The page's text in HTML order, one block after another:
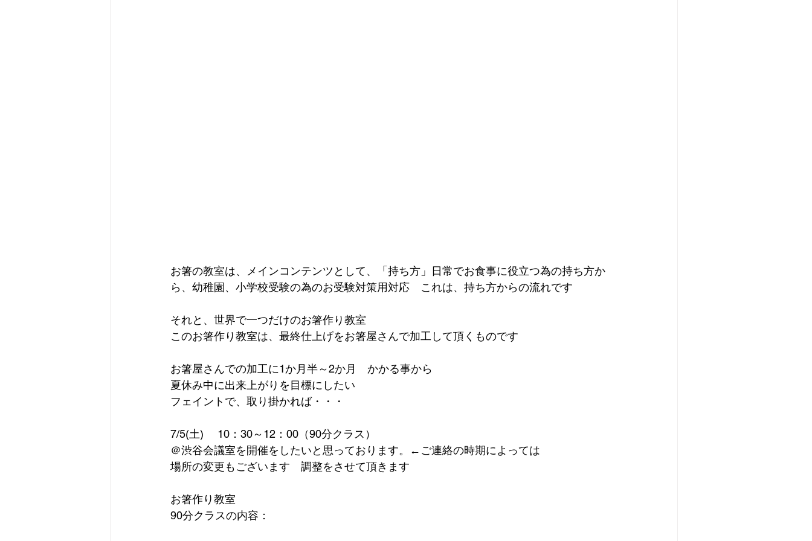
お箸の教室は、メインコンテンツとして、「持ち方」日常でお食事に役立つ為の持ち方か
ら、幼稚園、小学校受験の為のお受験対策用対応　これは、持ち方からの流れです
それと、世界で一つだけのお箸作り教室
このお箸作り教室は、最終仕上げをお箸屋さんで加工して頂くものです
お箸屋さんでの加工に1か月半～2か月　かかる事から
夏休み中に出来上がりを目標にしたい
フェイントで、取り掛かれば・・・
7/5(土)　 10：30～12：00（90分クラス）
＠渋谷会議室を開催をしたいと思っております。←ご連絡の時期によっては
場所の変更もございます　調整をさせて頂きます
お箸作り教室
90分クラスの内容：